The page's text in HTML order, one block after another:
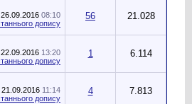
26.09.2016 08:10
56 21.028
22.09.2016 13:20
1 6.114
21.09.2016 11:14
4 7.813